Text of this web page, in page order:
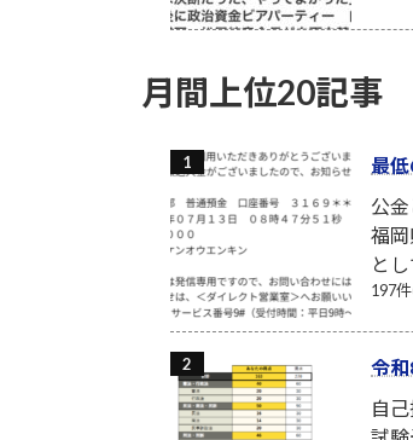
月間上位20記事
最
公
福
と
197
令
自